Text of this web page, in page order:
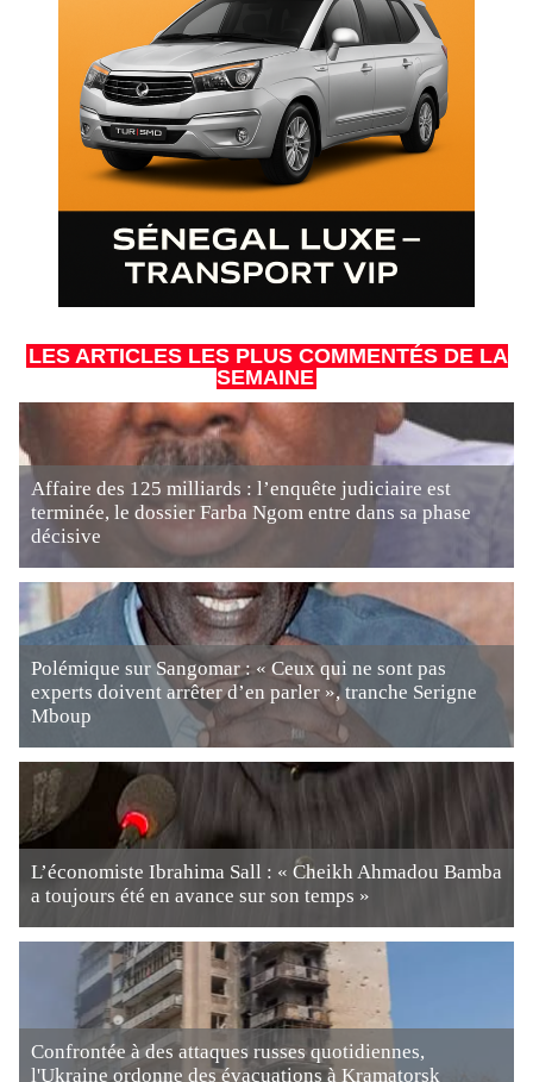
LES ARTICLES LES PLUS COMMENTÉS DE LA
SEMAINE
Affaire des 125 milliards : l’enquête judiciaire est
terminée, le dossier Farba Ngom entre dans sa phase
décisive
Polémique sur Sangomar : « Ceux qui ne sont pas
experts doivent arrêter d’en parler », tranche Serigne
Mboup
L’économiste Ibrahima Sall : « Cheikh Ahmadou Bamba
a toujours été en avance sur son temps »
Confrontée à des attaques russes quotidiennes,
l'Ukraine ordonne des évacuations à Kramatorsk